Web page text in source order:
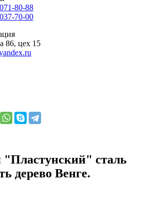
80-88
70-00
86, цех 15
сталь
дерево Венге.